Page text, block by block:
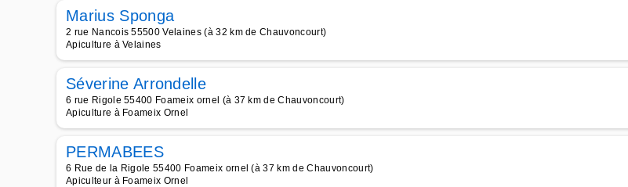
Marius Sponga
2 rue Nancois 55500 Velaines (à 32 km de Chauvoncourt)
Apiculture à Velaines
Séverine Arrondelle
6 rue Rigole 55400 Foameix ornel (à 37 km de Chauvoncourt)
Apiculture à Foameix Ornel
PERMABEES
6 Rue de la Rigole 55400 Foameix ornel (à 37 km de Chauvoncourt)
Apiculteur à Foameix Ornel